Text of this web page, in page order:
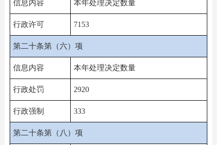
信息内容 本年处理决定数量
行政许可 7153
第二十条第（六）项
信息内容 本年处理决定数量
行政处罚 2920
行政强制 333
第二十条第（八）项